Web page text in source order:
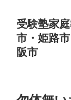
受験塾家
市・姫路
阪市